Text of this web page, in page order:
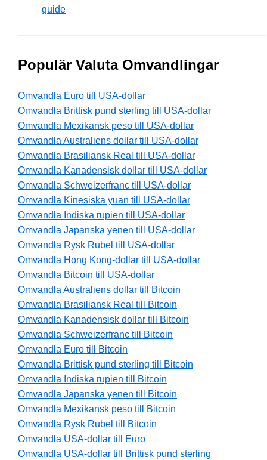
guide
Populär Valuta Omvandlingar
Omvandla Euro till USA-dollar
Omvandla Brittisk pund sterling till USA-dollar
Omvandla Mexikansk peso till USA-dollar
Omvandla Australiens dollar till USA-dollar
Omvandla Brasiliansk Real till USA-dollar
Omvandla Kanadensisk dollar till USA-dollar
Omvandla Schweizerfranc till USA-dollar
Omvandla Kinesiska yuan till USA-dollar
Omvandla Indiska rupien till USA-dollar
Omvandla Japanska yenen till USA-dollar
Omvandla Rysk Rubel till USA-dollar
Omvandla Hong Kong-dollar till USA-dollar
Omvandla Bitcoin till USA-dollar
Omvandla Australiens dollar till Bitcoin
Omvandla Brasiliansk Real till Bitcoin
Omvandla Kanadensisk dollar till Bitcoin
Omvandla Schweizerfranc till Bitcoin
Omvandla Euro till Bitcoin
Omvandla Brittisk pund sterling till Bitcoin
Omvandla Indiska rupien till Bitcoin
Omvandla Japanska yenen till Bitcoin
Omvandla Mexikansk peso till Bitcoin
Omvandla Rysk Rubel till Bitcoin
Omvandla USA-dollar till Euro
Omvandla USA-dollar till Brittisk pund sterling